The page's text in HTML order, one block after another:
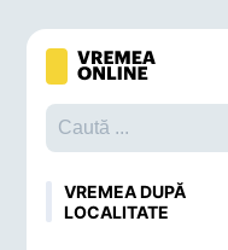
VREMEA DUPĂ
LOCALITATE